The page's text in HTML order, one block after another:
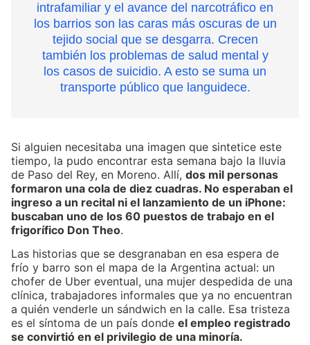
intrafamiliar y el avance del narcotráfico en
los barrios son las caras más oscuras de un
tejido social que se desgarra. Crecen
también los problemas de salud mental y
los casos de suicidio. A esto se suma un
transporte público que languidece.
Si alguien necesitaba una imagen que sintetice este
tiempo, la pudo encontrar esta semana bajo la lluvia
de Paso del Rey, en Moreno. Allí, dos mil personas
formaron una cola de diez cuadras. No esperaban el
ingreso a un recital ni el lanzamiento de un iPhone:
buscaban uno de los 60 puestos de trabajo en el
frigorífico Don Theo.
Las historias que se desgranaban en esa espera de
frío y barro son el mapa de la Argentina actual: un
chofer de Uber eventual, una mujer despedida de una
clínica, trabajadores informales que ya no encuentran
a quién venderle un sándwich en la calle. Esa tristeza
es el síntoma de un país donde el empleo registrado
se convirtió en el privilegio de una minoría.